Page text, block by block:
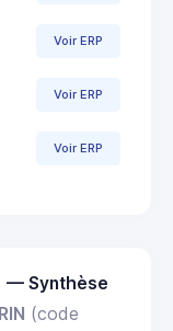
Voir ERP
Voir ERP
Voir ERP
— Synthèse
(code